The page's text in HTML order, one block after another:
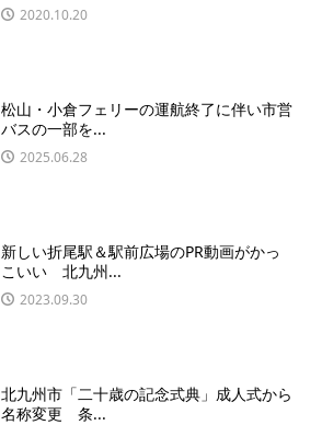
2020.10.20
松山・小倉フェリーの運航終了に伴い市営
バスの一部を...
2025.06.28
新しい折尾駅＆駅前広場のPR動画がかっ
こいい 北九州...
2023.09.30
北九州市「二十歳の記念式典」成人式から
名称変更 条...